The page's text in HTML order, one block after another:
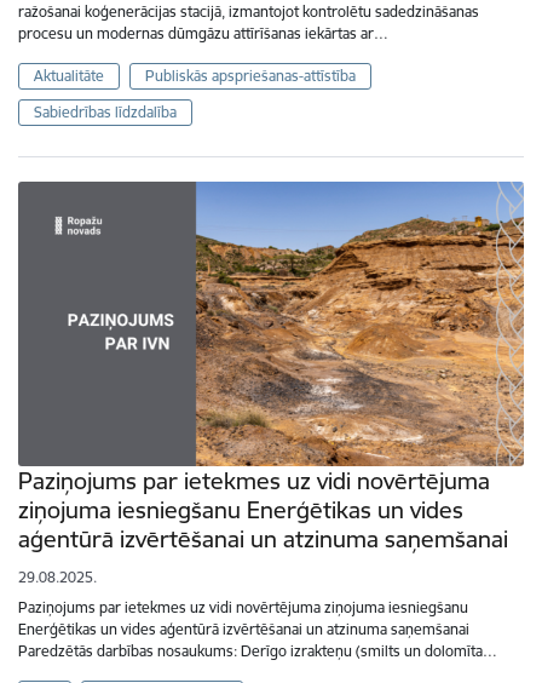
ražošanai koģenerācijas stacijā, izmantojot kontrolētu sadedzināšanas
procesu un modernas dūmgāzu attīrīšanas iekārtas ar…
Aktualitāte
Publiskās apspriešanas-attīstība
Sabiedrības līdzdalība
Paziņojums par ietekmes uz vidi novērtējuma
ziņojuma iesniegšanu Enerģētikas un vides
aģentūrā izvērtēšanai un atzinuma saņemšanai
29.08.2025.
Paziņojums par ietekmes uz vidi novērtējuma ziņojuma iesniegšanu
Enerģētikas un vides aģentūrā izvērtēšanai un atzinuma saņemšanai
Paredzētās darbības nosaukums: Derīgo izrakteņu (smilts un dolomīta…